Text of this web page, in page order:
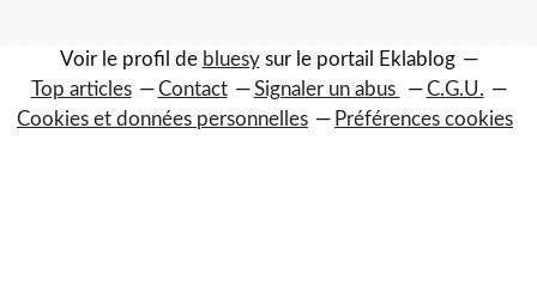
Voir le profil de bluesysur le portail Eklablog
Top articles
Contact Signaler un abus
C.G.U.
Cookies et données personnelles
Préférences cookies